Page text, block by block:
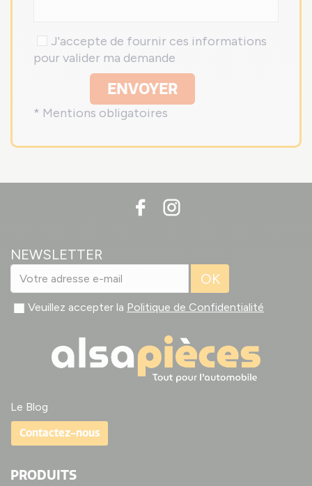
J'accepte de fournir ces informations
pour valider ma demande
ENVOYER
* Mentions obligatoires
NEWSLETTER
OK
Veuillez accepter la Politique de Confidentialité
Le Blog
Contactez-nous
PRODUITS